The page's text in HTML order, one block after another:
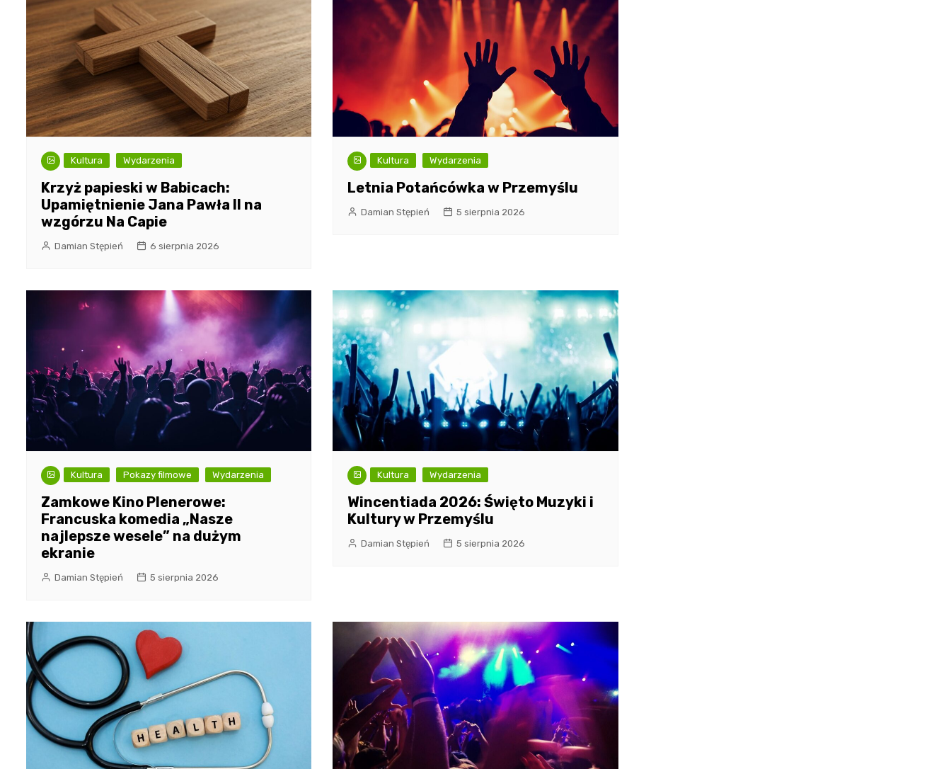
Kultura Wydarzenia
Krzyż papieski w Babicach:
Upamiętnienie Jana Pawła II na
wzgórzu Na Capie
Damian Stępień 6 sierpnia 2026
Kultura Wydarzenia
Letnia Potańcówka w Przemyślu
Damian Stępień 5 sierpnia 2026
Kultura Pokazy filmowe Wydarzenia
Zamkowe Kino Plenerowe:
Francuska komedia „Nasze
najlepsze wesele” na dużym
ekranie
Damian Stępień 5 sierpnia 2026
Kultura Wydarzenia
Wincentiada 2026: Święto Muzyki i
Kultury w Przemyślu
Damian Stępień 5 sierpnia 2026